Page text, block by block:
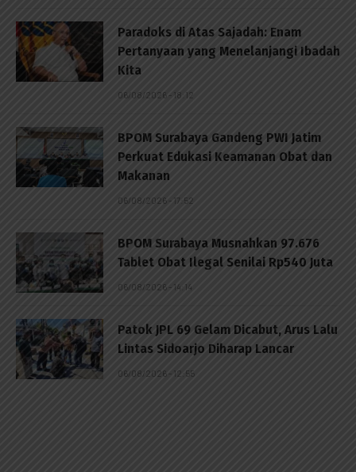
Paradoks di Atas Sajadah: Enam
Pertanyaan yang Menelanjangi Ibadah
Kita
06/08/2026 - 18:12
BPOM Surabaya Gandeng PWI Jatim
Perkuat Edukasi Keamanan Obat dan
Makanan
06/08/2026 - 17:52
BPOM Surabaya Musnahkan 97.676
Tablet Obat Ilegal Senilai Rp540 Juta
06/08/2026 - 14:14
Patok JPL 69 Gelam Dicabut, Arus Lalu
Lintas Sidoarjo Diharap Lancar
06/08/2026 - 12:55